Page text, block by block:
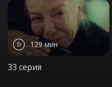
129 мин
33 серия